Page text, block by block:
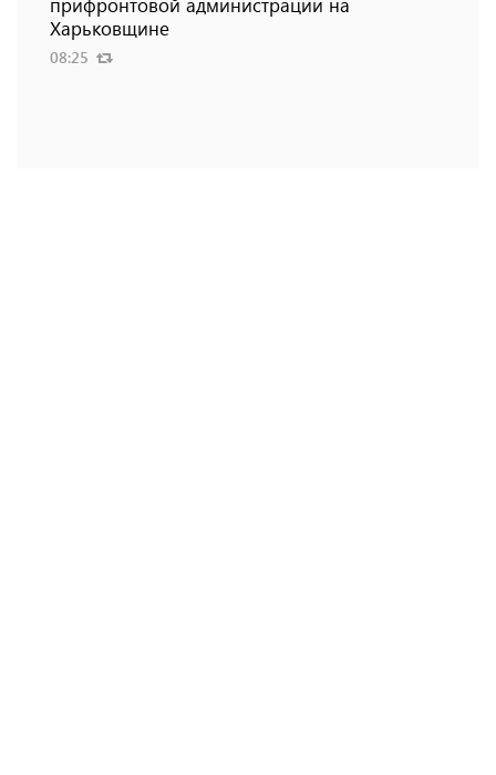
Харьковщине
08:25